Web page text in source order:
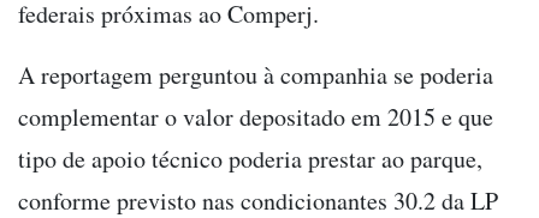
federais próximas ao Comperj.
A reportagem perguntou à companhia se poderia
complementar o valor depositado em 2015 e que
tipo de apoio técnico poderia prestar ao parque,
conforme previsto nas condicionantes 30.2 da LP